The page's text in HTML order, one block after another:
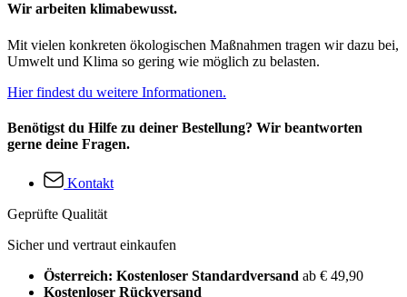
Wir arbeiten klimabewusst.
Mit vielen konkreten ökologischen Maßnahmen tragen wir dazu bei,
Umwelt und Klima so gering wie möglich zu belasten.
Hier findest du weitere Informationen.
Benötigst du Hilfe zu deiner Bestellung? Wir beantworten
gerne deine Fragen.
Kontakt
Geprüfte Qualität
Sicher und vertraut einkaufen
Österreich: Kostenloser Standardversand ab € 49,90
Kostenloser Rückversand